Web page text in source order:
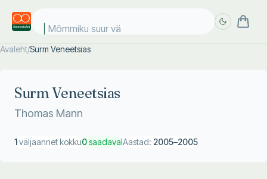
Mõmmiku suur vär
Avaleht/Surm Veneetsias
Surm Veneetsias
Thomas Mann
1väljaannet kokku0saadavalAastad: 2005–2005